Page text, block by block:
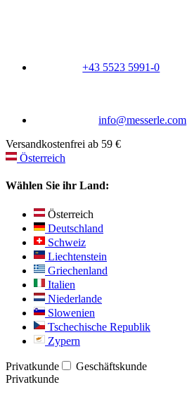
+43 5523 5991-0
info@messerle.com
Versandkostenfrei ab 59 €
Österreich
Wählen Sie ihr Land:
Österreich
Deutschland
Schweiz
Liechtenstein
Griechenland
Italien
Niederlande
Slowenien
Tschechische Republik
Zypern
Privatkunde
Geschäftskunde
Privatkunde